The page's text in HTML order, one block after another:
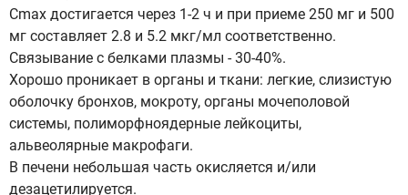
Cmax достигается через 1-2 ч и при приеме 250 мг и 500
мг составляет 2.8 и 5.2 мкг/мл соответственно.
Связывание с белками плазмы - 30-40%.
Хорошо проникает в органы и ткани: легкие, слизистую
оболочку бронхов, мокроту, органы мочеполовой
системы, полиморфноядерные лейкоциты,
альвеолярные макрофаги.
В печени небольшая часть окисляется и/или
дезацетилируется.